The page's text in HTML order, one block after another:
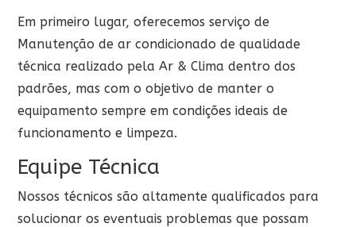
Em primeiro lugar, oferecemos serviço de
Manutenção de ar condicionado de qualidade
técnica realizado pela Ar & Clima dentro dos
padrões, mas com o objetivo de manter o
equipamento sempre em condições ideais de
funcionamento e limpeza.
Equipe Técnica
Nossos técnicos são altamente qualificados para
solucionar os eventuais problemas que possam